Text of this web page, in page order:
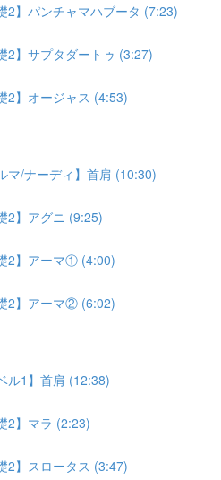
2】パンチャマハブータ (7:23)
2】サプタダートゥ (3:27)
2】オージャス (4:53)
マ/ナーディ】首肩 (10:30)
2】アグニ (9:25)
2】アーマ① (4:00)
2】アーマ② (6:02)
ル1】首肩 (12:38)
2】マラ (2:23)
2】スロータス (3:47)